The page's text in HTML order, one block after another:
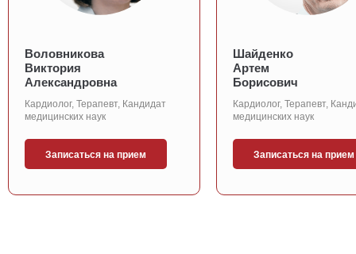
Воловникова
Виктория
Александровна
Кардиолог, Терапевт, Кандидат
медицинских наук
Записаться на прием
Шайденко
Артем
Борисович
Кардиолог, Терапевт,
медицинских наук
Записаться на прием